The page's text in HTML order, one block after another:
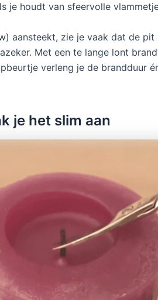
je houdt van sfeervolle
aansteekt, zie je vaak dat de
Met een te lange lont
verleng je de brandduur
je het slim aan